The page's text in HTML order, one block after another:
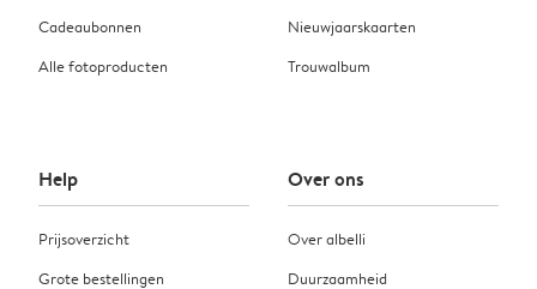
Cadeaubonnen
Alle fotoproducten
Nieuwjaarskaarten
Trouwalbum
Help
Prijsoverzicht
Grote bestellingen
Over ons
Over albelli
Duurzaamheid